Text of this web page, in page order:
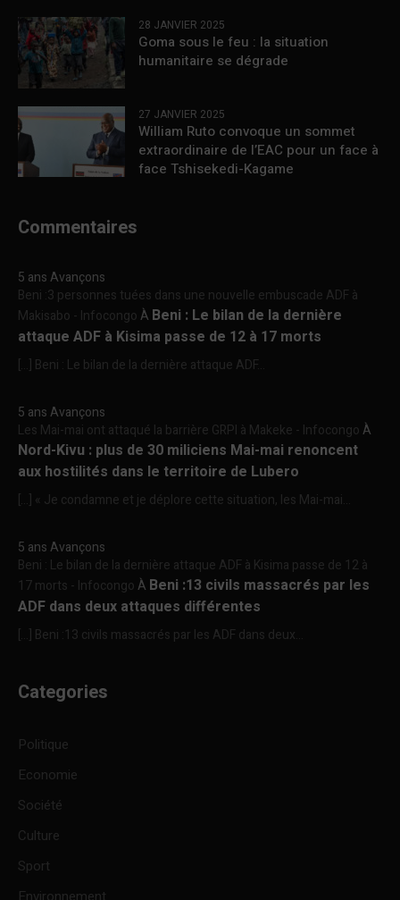
28 JANVIER 2025
Goma sous le feu : la situation
humanitaire se dégrade
27 JANVIER 2025
William Ruto convoque un sommet
extraordinaire de l’EAC pour un face à
face Tshisekedi-Kagame
Commentaires
5 ans Avançons
Beni :3 personnes tuées dans une nouvelle embuscade ADF à
Makisabo - InfocongoÀ Beni : Le bilan de la dernière
attaque ADF à Kisima passe de 12 à 17 morts
[…] Beni : Le bilan de la dernière attaque ADF...
5 ans Avançons
Les Mai-mai ont attaqué la barrière GRPI à Makeke - InfocongoÀ
Nord-Kivu : plus de 30 miliciens Mai-mai renoncent
aux hostilités dans le territoire de Lubero
[…] « Je condamne et je déplore cette situation, les Mai-mai...
5 ans Avançons
Beni : Le bilan de la dernière attaque ADF à Kisima passe de 12 à
17 morts - InfocongoÀ Beni :13 civils massacrés par les
ADF dans deux attaques différentes
[…] Beni :13 civils massacrés par les ADF dans deux...
Categories
Politique
Economie
Société
Culture
Sport
Environnement